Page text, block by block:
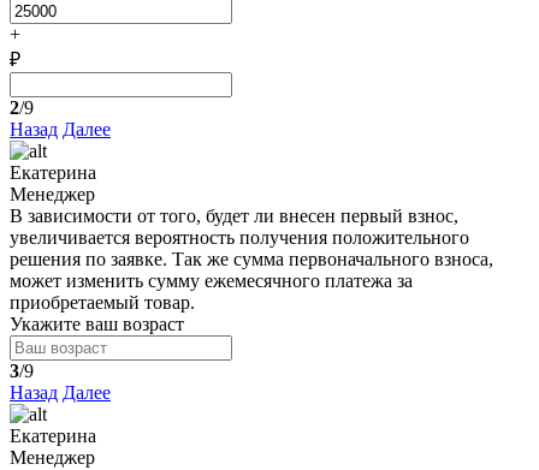
+
₽
2/9
Назад Далее
Екатерина
Менеджер
В зависимости от того, будет ли внесен первый взнос,
увеличивается вероятность получения положительного
решения по заявке. Так же сумма первоначального взноса,
может изменить сумму ежемесячного платежа за
приобретаемый товар.
Укажите ваш возраст
3/9
Назад Далее
Екатерина
Менеджер